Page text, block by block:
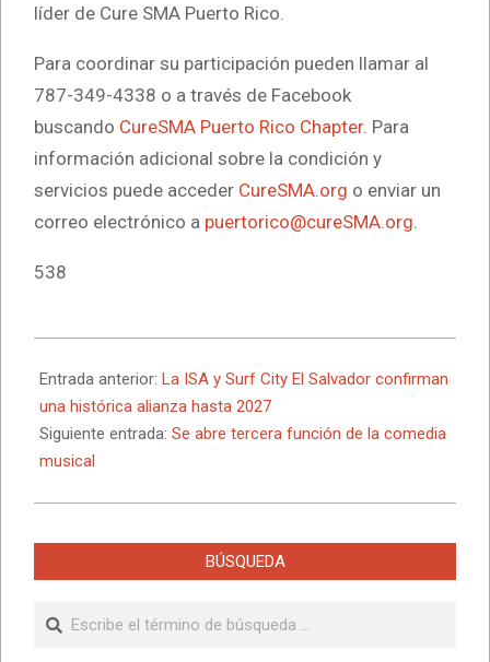
líder de Cure SMA Puerto Rico.
Para coordinar su participación pueden llamar al
787-349-4338 o a través de Facebook
buscando CureSMA Puerto Rico Chapter. Para
información adicional sobre la condición y
servicios puede acceder CureSMA.org o enviar un
correo electrónico a puertorico@cureSMA.org
538
01-
21
Entrada anterior: La ISA y Surf City El Salvador confirman
una histórica alianza hasta 2027
Siguiente entrada: Se abre tercera función de la comedia
musical
BÚSQUEDA
Buscar